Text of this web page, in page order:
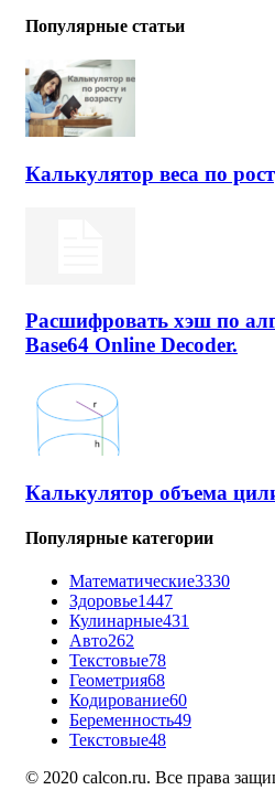
Популярные статьи
Калькулятор веса по
Расшифровать хэш по
Base64 Online Decoder.
Калькулятор объема
Популярные категории
Математические3330
Здоровье1447
Кулинарные431
Авто262
Текстовые78
Геометрия68
Кодирование60
Беременность49
Текстовые48
© 2020 calcon.ru. Все права